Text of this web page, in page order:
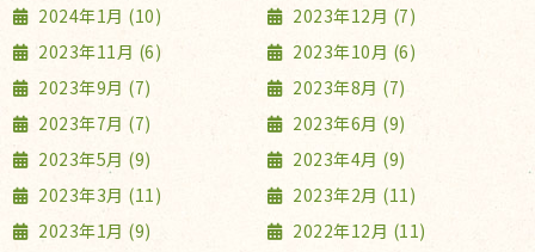
2024年1月 (10)
2023年12月 (7)
2023年11月 (6)
2023年10月 (6)
2023年9月 (7)
2023年8月 (7)
2023年7月 (7)
2023年6月 (9)
2023年5月 (9)
2023年4月 (9)
2023年3月 (11)
2023年2月 (11)
2023年1月 (9)
2022年12月 (11)